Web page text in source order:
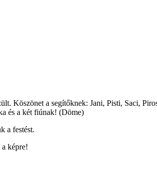
Köszönet a segítőknek: Jani, Pisti, Saci,
és a két fiúnak! (Döme)
a festést.
képre!